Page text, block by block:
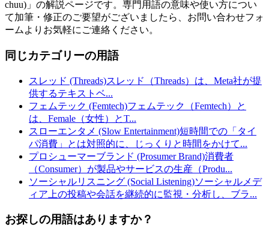
chuu) 」の解説ページです。専門用語の意味や使い方につい
て加筆・修正のご要望がございましたら、お問い合わせフォ
ームよりお気軽にご連絡ください。
同じカテゴリーの用語
スレッド (Threads)スレッド（Threads）は、Meta社が提
供するテキストベ...
フェムテック (Femtech)フェムテック（Femtech）と
は、Female（女性）とT...
スローエンタメ (Slow Entertainment)短時間での「タイ
パ消費」とは対照的に、じっくりと時間をかけて...
プロシューマーブランド (Prosumer Brand)消費者
（Consumer）が製品やサービスの生産（Produ...
ソーシャルリスニング (Social Listening)ソーシャルメデ
ィア上の投稿や会話を継続的に監視・分析し、ブラ...
お探しの用語はありますか？